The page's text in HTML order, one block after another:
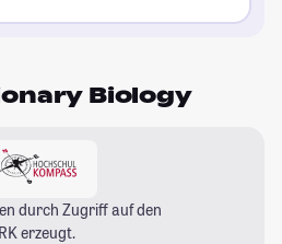
Biology
durch Zugriff auf den
erzeugt.